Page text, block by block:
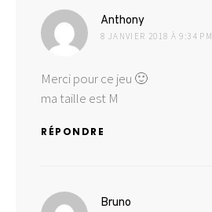
Anthony
8 JANVIER 2018 À 9:34 PM
Merci pour ce jeu 🙂
ma taille est M
RÉPONDRE
Bruno